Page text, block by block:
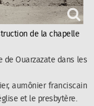
de la chapelle
de Ouarzazate dans les
aumônier franciscain
et le presbytère.